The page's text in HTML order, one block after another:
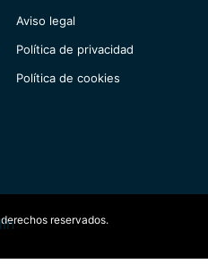
Aviso legal
Política de privacidad
Política de cookies
reservados.